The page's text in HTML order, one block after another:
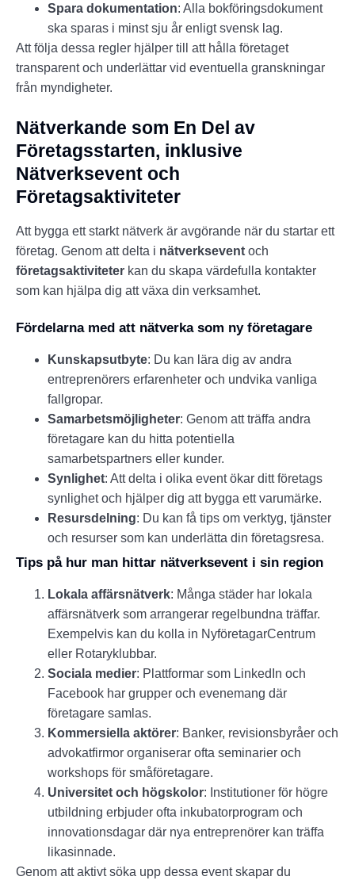
Spara dokumentation: Alla bokföringsdokument
ska sparas i minst sju år enligt svensk lag.
Att följa dessa regler hjälper till att hålla företaget
transparent och underlättar vid eventuella granskningar
från myndigheter.
Nätverkande som En Del av
Företagsstarten, inklusive
Nätverksevent och
Företagsaktiviteter
Att bygga ett starkt nätverk är avgörande när du startar ett
företag. Genom att delta i nätverksevent och
företagsaktiviteter kan du skapa värdefulla kontakter
som kan hjälpa dig att växa din verksamhet.
Fördelarna med att nätverka som ny företagare
Kunskapsutbyte: Du kan lära dig av andra
entreprenörers erfarenheter och undvika vanliga
fallgropar.
Samarbetsmöjligheter: Genom att träffa andra
företagare kan du hitta potentiella
samarbetspartners eller kunder.
Synlighet: Att delta i olika event ökar ditt företags
synlighet och hjälper dig att bygga ett varumärke.
Resursdelning: Du kan få tips om verktyg, tjänster
och resurser som kan underlätta din företagsresa.
Tips på hur man hittar nätverksevent i sin region
Lokala affärsnätverk: Många städer har lokala
affärsnätverk som arrangerar regelbundna träffar.
Exempelvis kan du kolla in NyföretagarCentrum
eller Rotaryklubbar.
Sociala medier: Plattformar som LinkedIn och
Facebook har grupper och evenemang där
företagare samlas.
Kommersiella aktörer: Banker, revisionsbyråer och
advokatfirmor organiserar ofta seminarier och
workshops för småföretagare.
Universitet och högskolor: Institutioner för högre
utbildning erbjuder ofta inkubatorprogram och
innovationsdagar där nya entreprenörer kan träffa
likasinnade.
Genom att aktivt söka upp dessa event skapar du